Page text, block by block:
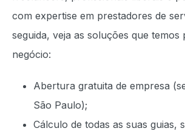
com expertise em prestadores de
seguida, veja as soluções que temos
negócio:
Abertura gratuita de empresa
São Paulo);
Cálculo de todas as suas guias,